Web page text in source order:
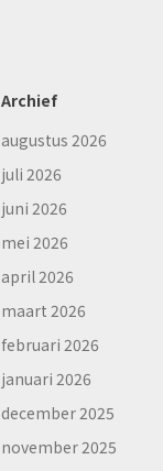
Archief
augustus 2026
juli 2026
juni 2026
mei 2026
april 2026
maart 2026
februari 2026
januari 2026
december 2025
november 2025